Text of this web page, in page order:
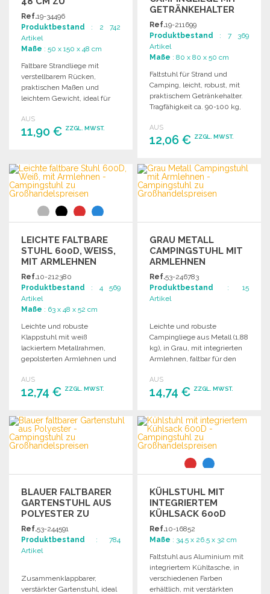
GROSSHANDELSPREISEN
Ref.19-34496
Produktbestand : 2 742
Artikel
Maße : 50 x 150 x 48 cm
Faltbare Strandliege mit
verstellbarem Rücken,
praktischen Maßen und
leichtem Gewicht, ideal für
AUS
11,90 € ZZGL. MWST.
Angebot anfordern
GETRÄNKEHALTER
80X50 CM ZU
GROSSHANDELSPREISEN
Ref.19-211699
Produktbestand : 7 369
Artikel
Maße : 80 x 80 x 50 cm
Faltstuhl für Strand und
Camping, leicht, robust, mit
praktischem Getränkehalter.
Tragfähigkeit ca. 90-100 kg,
AUS
12,06 € ZZGL. MWST.
BESTELLEN
Angebot anfordern
LEICHTE FALTBARE
STUHL 600D, WEISS, M
IT ARMLEHNEN
Ref.10-212380
Produktbestand : 4 569
Artikel
Maße : 63 x 48 x 52 cm
Leichte und robuste
Klappstuhl mit weiß
lackiertem Metallrahmen,
gepolsterten Armlehnen und
erhältlich.
AUS
12,74 € ZZGL. MWST.
BESTELLEN
Angebot anfordern
GRAU METALL
CAMPINGSTUHL MIT
ARMLEHNEN
Ref.53-246783
Produktbestand : 15
Artikel
Leichte und robuste
Campingliege aus Metall (1,88
kg), in Grau, mit integrierten
Armlehnen, faltbar für den
Großhandel für Ihre Strand-
und Angelausflüge.
AUS
14,74 € ZZGL. MWST.
BESTELLEN
Angebot anfordern
BLAUER FALTBARER
GARTENSTUHL AUS
POLYESTER ZU
GROSSHANDELSPREISEN
Ref.53-244591
Produktbestand : 784
Artikel
Zusammenklappbarer,
verstärkter Gartenstuhl, ideal
KÜHLSTUHL MIT
INTEGRIERTEM
KÜHLSACK 600D
Ref.10-16852
Maße : 34.5 x 26.5 x 32 cm
Faltstuhl aus Aluminium mit
integriertem Kühltasche, in
verschiedenen Farben
erhältlich, mit verstärkten